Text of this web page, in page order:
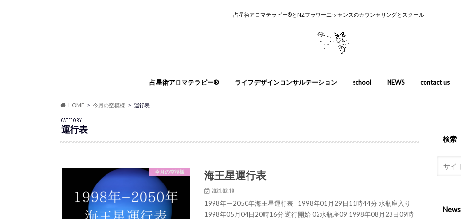
占星術アロマテラピー®︎とNZフラワーエッセンスのカウンセリングとスクール
占星術アロマテラピー®
ングセッション
リングセッション
ライフデザインコンサルテーション school NEWS contact us
HOME 今月の空模様 運行表
CATEGORY
運行表
今月の空模様 海王星運行表
2021.02.19
1998年ー2050年海王星運行表 1998年01月29日11時44分 水瓶座入り
1998年05月04日20時16分 逆行開始 02水瓶座09 1998年08月23日09時
検索
News